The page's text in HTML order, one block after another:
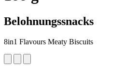
Belohnungssnacks
8in1 Flavours Meaty Biscuits